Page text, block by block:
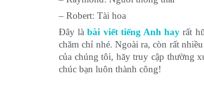
– Robert: Tài hoa
Đây làbài viết tiếng Anh hay rất
chăm chỉ nhé. Ngoài ra, còn rất
của chúng tôi, hãy truy cập thường
chúc bạn luôn thành công!